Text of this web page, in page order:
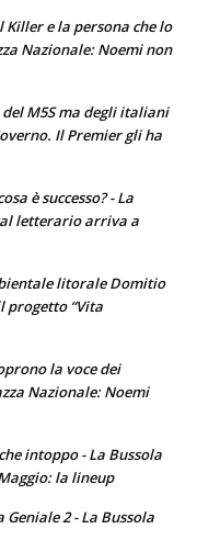
e la persona che lo
Nazionale: Noemi non
M5S ma degli italiani
Il Premier gli ha
è successo? - La
letterario arriva a
litorale Domitio
progetto “Vita
la voce dei
Nazionale: Noemi
intoppo - La Bussola
la lineup
2 - La Bussola